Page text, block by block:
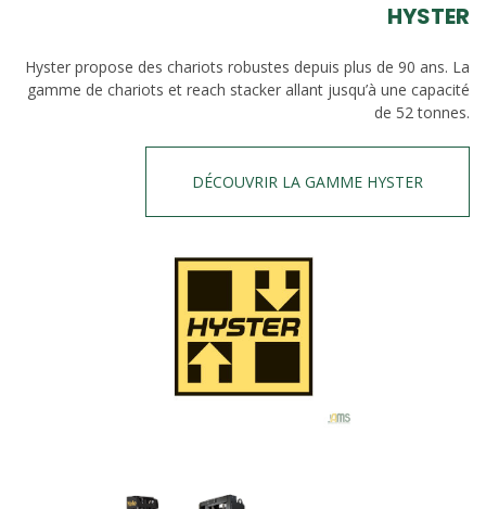
HYSTER
Hyster propose des chariots robustes depuis plus de 90 ans. La
gamme de chariots et reach stacker allant jusqu’à une capacité
de 52 tonnes.
DÉCOUVRIR LA GAMME HYSTER